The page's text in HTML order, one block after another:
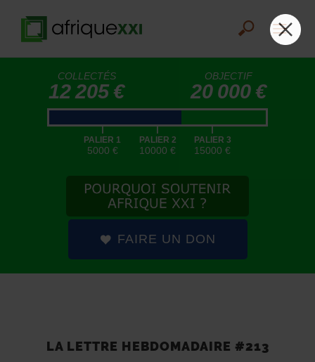
COLLECTÉS
12 205 €
OBJECTIF
20 000 €
|
PALIER 1
5000 €
|
PALIER 2
10000 €
|
PALIER 3
15000 €
FAIRE UN DON
LA LETTRE HEBDOMADAIRE #213